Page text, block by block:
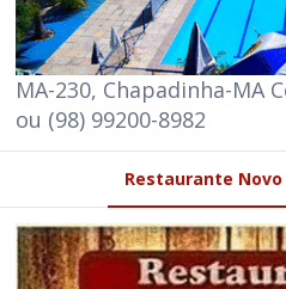
MA-230, Chapadinha-MA
ou (98) 99200-8982
Restaurante Novo